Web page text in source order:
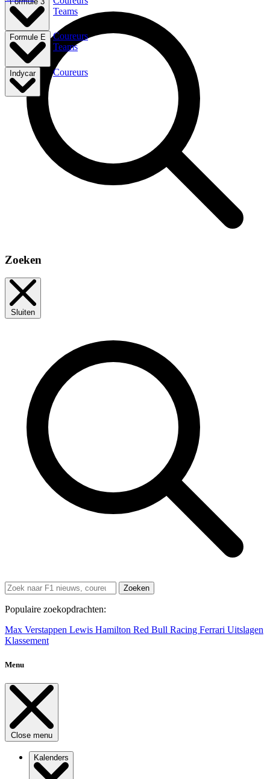
Teams
Formule E
Coureurs
Teams
Indycar Coureurs
Zoeken
Sluiten
Zoeken
Populaire zoekopdrachten:
Max Verstappen Lewis Hamilton Red Bull Racing Ferrari Uitslagen
Klassement
Menu
Close menu
Kalenders